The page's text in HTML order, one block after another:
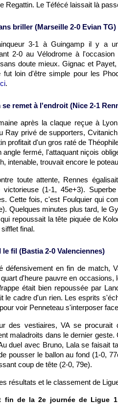
Regattin. Le Téfécé laissait là
briller (Marseille 2-0 Evian TG)
3-1 àGuingamp il y a
2-0 au Vélodrome à
doute mieux. Gignac et
fut loin d'être simple pour les
.
se remet à l'endroit (Nice 2-1
après la claque reçue à Lyon
Ray privé de supporters,
profitait d'un gros raté de
angle fermé, l'attaquant niçois
intenable, trouvait encore le
toute attente, Rennes
victorieuse (1-1, 45e+3).
Cette fois, c'est Foulquier qui
Quelques minutes plus tard, le
repoussait la tête piquée de
final.
le fil (Bastia2-0 Valenciennes)
défensivement en fin de match,
d'heure pauvre en
était bien repoussée par
le cadre d'un rien. Les esprits
voir Penneteau s'interposer
des vestiaires, VA se
maladroits dans le dernier
duel avec Bruno, Lala se faisait
pousser le ballon au fond (1-0,
coup de tête (2-0, 79e).
résultats et le classement de
fin de la 2e journée de Ligue 1